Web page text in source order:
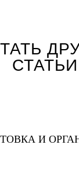
СТАТЬИ
И